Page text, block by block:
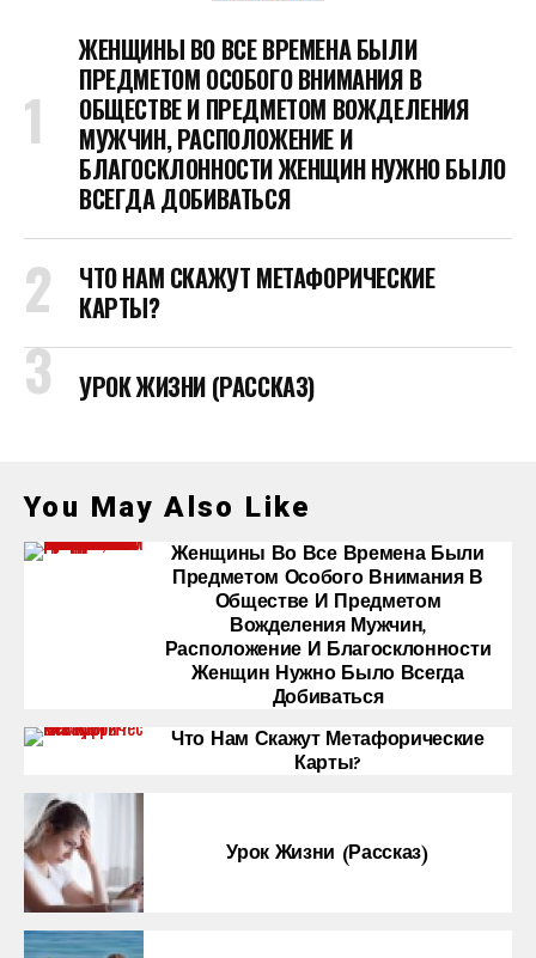
ЖЕНЩИНЫ ВО ВСЕ ВРЕМЕНА БЫЛИ
ПРЕДМЕТОМ ОСОБОГО ВНИМАНИЯ В
ОБЩЕСТВЕ И ПРЕДМЕТОМ ВОЖДЕЛЕНИЯ
МУЖЧИН, РАСПОЛОЖЕНИЕ И
БЛАГОСКЛОННОСТИ ЖЕНЩИН НУЖНО БЫЛО
ВСЕГДА ДОБИВАТЬСЯ
ЧТО НАМ СКАЖУТ МЕТАФОРИЧЕСКИЕ
КАРТЫ?
УРОК ЖИЗНИ (РАССКАЗ)
You May Also Like
Женщины Во Все Времена Были
Предметом Особого Внимания В
Обществе И Предметом
Вожделения Мужчин,
Расположение И Благосклонности
Женщин Нужно Было Всегда
Добиваться
Что Нам Скажут Метафорические
Карты?
Урок Жизни (рассказ)